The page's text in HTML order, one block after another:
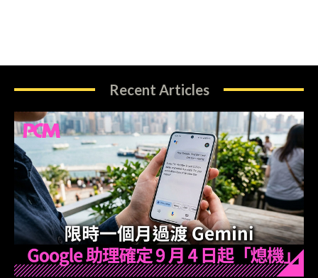
Recent Articles